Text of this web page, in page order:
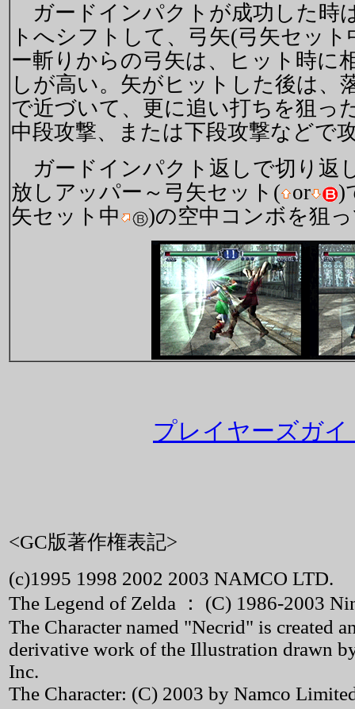
ガードインパクトが成功した時
トへシフトして、弓矢(弓矢セット
ー斬りからの弓矢は、ヒット時に
しが高い。矢がヒットした後は、
で近づいて、更に追い打ちを狙っ
中段攻撃、または下段攻撃などで
ガードインパクト返しで切り返
放しアッパー～弓矢セット( or
)
矢セット中
)の空中コンボを狙
プレイヤーズガ
<GC版著作権表記>
(c)1995 1998 2002 2003 NAMCO LTD.
The Legend of Zelda ： (C) 1986-2003
The Character named "Necrid" is created
derivative work of the Illustration drawn
Inc.
The Character: (C) 2003 by Namco